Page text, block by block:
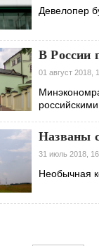
Девелопер
В России
01 август 2018,
Названы
31 июль 2018,
Необычная